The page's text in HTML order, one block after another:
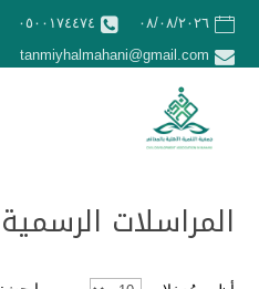
٠٨/٠٨/٢٠٢٦
٠٥٠٠١٧٤٤٧٤
tanmiyhalmahani@gmail.com
المراسلات الرسمية